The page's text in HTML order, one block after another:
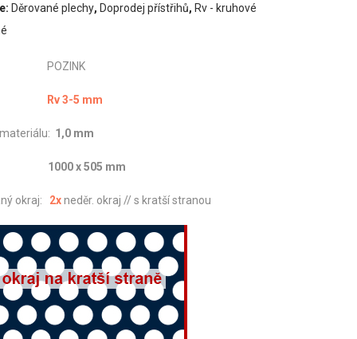
Děrované plechy, Doprodej přístřihů, Rv - kruhové
POZINK
Rv 3-5 mm
1,0 mm
x 505 mm
okraj: 2xneděr. okraj // s kratší stranou